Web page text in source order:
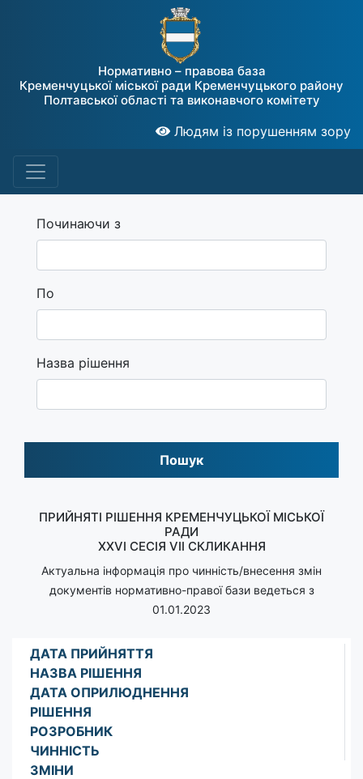
Нормативно – правова база
Кременчуцької міської ради Кременчуцького району
Полтавської області та виконавчого комітету
Людям із порушенням зору
Починаючи з
По
Назва рішення
Пошук
ПРИЙНЯТІ РІШЕННЯ КРЕМЕНЧУЦЬКОЇ МІСЬКОЇ
РАДИ
XXVI СЕСІЯ VII СКЛИКАННЯ
Актуальна інформація про чинність/внесення змін
документів нормативно-правої бази ведеться з
01.01.2023
ДАТА ПРИЙНЯТТЯ
НАЗВА РІШЕННЯ
ДАТА ОПРИЛЮДНЕННЯ
РІШЕННЯ
РОЗРОБНИК
ЧИННІСТЬ
ЗМІНИ